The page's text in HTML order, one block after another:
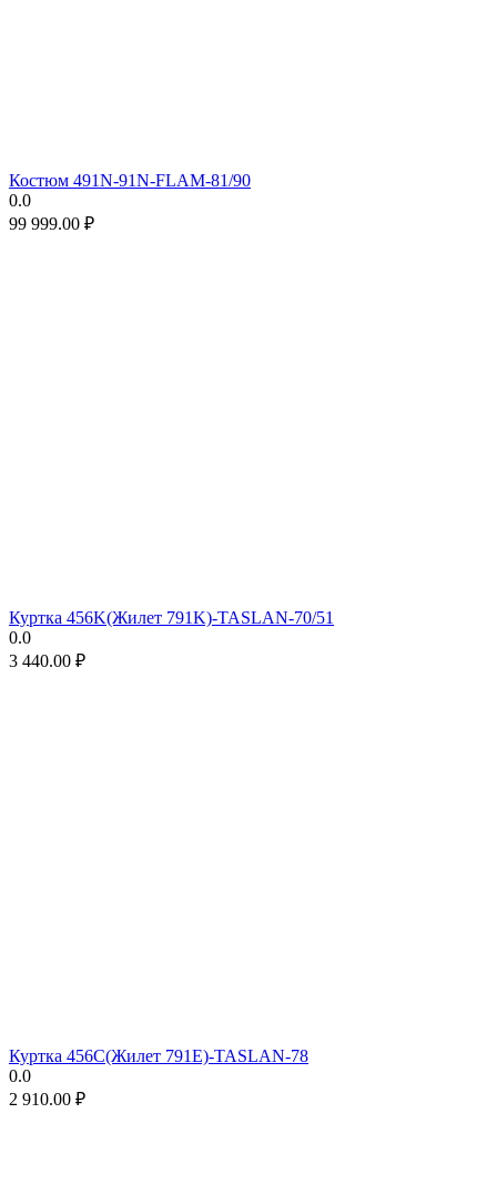
Костюм 491N-91N-FLAM-81/90
0.0
99 999.00 ₽
Куртка 456K(Жилет 791K)-TASLAN-70/51
0.0
3 440.00 ₽
Куртка 456C(Жилет 791E)-TASLAN-78
0.0
2 910.00 ₽